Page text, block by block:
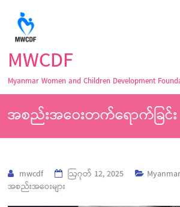
MWCDF
Myanmar Women and Children Development
အစည်းအဝေးတက်ရောက်ခြင်း
mwcdf ဩဂုတ် 12, 2025
အစည်းအဝေးများ